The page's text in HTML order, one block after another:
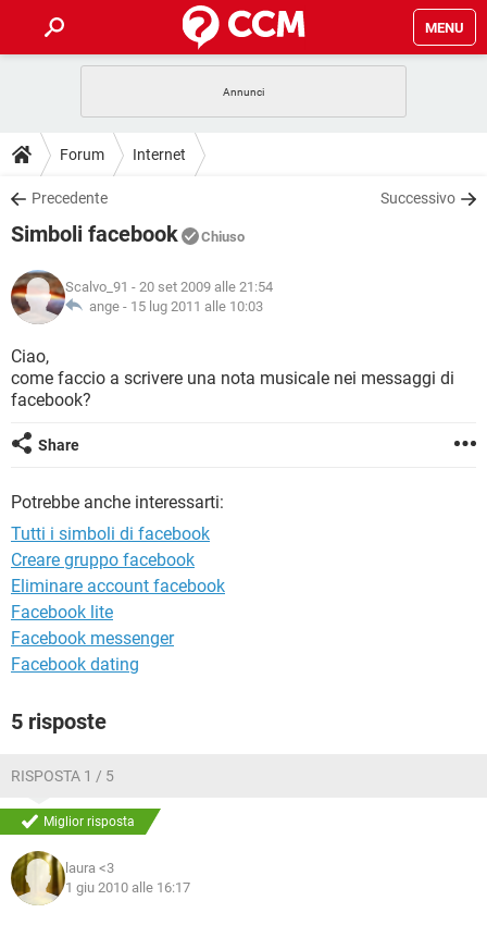
MENU
INTRATTENIMENTO
iOS
INSTAGRAM
TIKTOK
HARDWARE
GUIDE
COVID-19
INSTAGRAM WHATSAPP
TIKTOK
HARDWARE
DOWNLOAD
COVID-19
INTRATTENIMENTO
iOS WINDOWS 10
INSTAGRAM
TIKTOK FACEBOOK
COVID-19 GAMING
INTRATTENIMENTO
iOS
INSTAGRAM
TIKTOK
GLOSSARIO
COVID-19
INTRATTENIMENTO ANDROID
INSTAGRAM
TIKTOK
HARDWARE
Forum Internet
Precedente Successivo
Simboli facebook Chiuso
Scalvo_91 - 20 set 2009 alle 21:54
ange - 15 lug 2011 alle 10:03
Ciao,
come faccio a scrivere una nota musicale nei messaggi di
facebook?
Share
Potrebbe anche interessarti:
Tutti i simboli di facebook
Creare gruppo facebook
Eliminare account facebook
Facebook lite
Facebook messenger
Facebook dating
5 risposte
RISPOSTA 1 / 5
Miglior risposta
laura <3
1 giu 2010 alle 16:17